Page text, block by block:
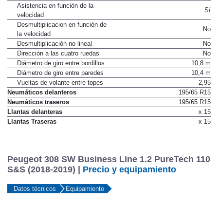
Asistencia en función de la
velocidad
Sí
Desmultiplicacion en función de
la velocidad
No
Desmultiplicación no lineal
No
Dirección a las cuatro ruedas
No
Diámetro de giro entre bordillos
10,8 m
Diámetro de giro entre paredes
10,4 m
Vueltas de volante entre topes
2,95
Neumáticos delanteros
195/65 R15
Neumáticos traseros
195/65 R15
Llantas delanteras
x 15
Llantas Traseras
x 15
Peugeot 308 SW Business Line 1.2 PureTech 110
S&S (2018-2019) | Precio y equipamiento
Datos técnicos Equipamiento